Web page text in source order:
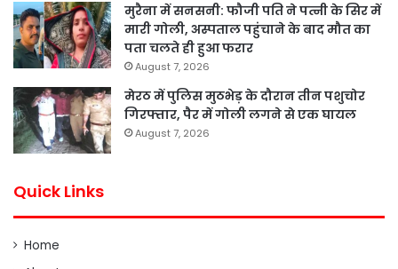
मुरैना में सनसनी: फौजी पति ने पत्नी के सिर में
मारी गोली, अस्पताल पहुंचाने के बाद मौत का
पता चलते ही हुआ फरार
August 7, 2026
मेरठ में पुलिस मुठभेड़ के दौरान तीन पशुचोर
गिरफ्तार, पैर में गोली लगने से एक घायल
August 7, 2026
Quick Links
Home